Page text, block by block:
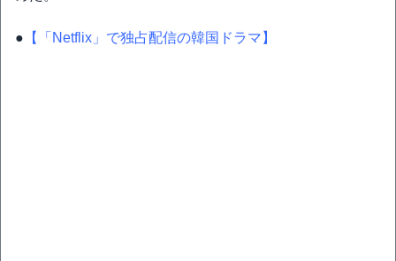
● 【「Netflix」で独占配信の韓国ドラマ】